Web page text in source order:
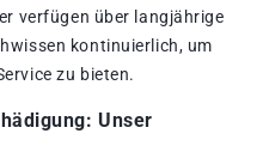
verfügen über langjährige
kontinuierlich, um
zu bieten.
Unser